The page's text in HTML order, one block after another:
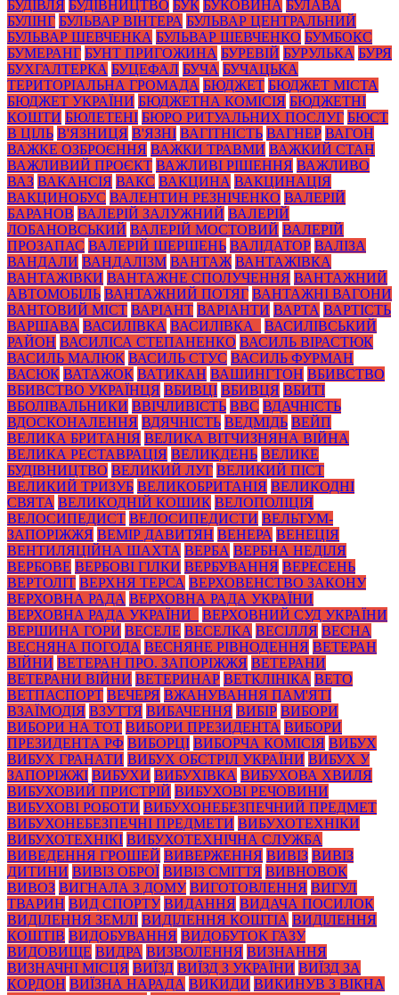
БУДІВЛЯ БУДІВНИЦТВО БУК БУКОВИНА БУЛАВА
БУЛІНГ БУЛЬВАР ВІНТЕРА БУЛЬВАР ЦЕНТРАЛЬНИЙ
БУЛЬВАР ШЕВЧЕНКА БУЛЬВАР ШЕВЧЕНКО БУМБОКС
БУМЕРАНГ БУНТ ПРИГОЖИНА БУРЕВІЙ БУРУЛЬКА БУРЯ
БУХГАЛТЕРКА БУЦЕФАЛ БУЧА БУЧАЦЬКА
ТЕРИТОРІАЛЬНА ГРОМАДА БЮДЖЕТ БЮДЖЕТ МІСТА
БЮДЖЕТ УКРАЇНИ БЮДЖЕТНА КОМІСІЯ БЮДЖЕТНІ
КОШТИ БЮЛЕТЕНІ БЮРО РИТУАЛЬНИХ ПОСЛУГ БЮСТ
В ЦІЛЬ В'ЯЗНИЦЯ В'ЯЗНІ ВАГІТНІСТЬ ВАГНЕР ВАГОН
ВАЖКЕ ОЗБРОЄННЯ ВАЖКИ ТРАВМИ ВАЖКИЙ СТАН
ВАЖЛИВИЙ ПРОЄКТ ВАЖЛИВІ РІШЕННЯ ВАЖЛИВО
ВАЗ ВАКАНСІЯ ВАКС ВАКЦИНА ВАКЦИНАЦІЯ
ВАКЦИНОБУС ВАЛЕНТИН РЕЗНІЧЕНКО ВАЛЕРІЙ
БАРАНОВ ВАЛЕРІЙ ЗАЛУЖНИЙ ВАЛЕРІЙ
ЛОБАНОВСЬКИЙ ВАЛЕРІЙ МОСТОВИЙ ВАЛЕРІЙ
ПРОЗАПАС ВАЛЕРІЙ ШЕРШЕНЬ ВАЛІДАТОР ВАЛІЗА
ВАНДАЛИ ВАНДАЛІЗМ ВАНТАЖ ВАНТАЖІВКА
ВАНТАЖІВКИ ВАНТАЖНЕ СПОЛУЧЕННЯ ВАНТАЖНИЙ
АВТОМОБІЛЬ ВАНТАЖНИЙ ПОТЯГ ВАНТАЖНІ ВАГОНИ
ВАНТОВИЙ МІСТ ВАРІАНТ ВАРІАНТИ ВАРТА ВАРТІСТЬ
ВАРШАВА ВАСИЛІВКА ВАСИЛІВКА_
ВАСИЛІВСЬКИЙ
РАЙОН ВАСИЛІСА СТЕПАНЕНКО ВАСИЛЬ ВІРАСТЮК
ВАСИЛЬ МАЛЮК ВАСИЛЬ СТУС ВАСИЛЬ ФУРМАН
ВАСЮК ВАТАЖОК ВАТИКАН ВАШИНГТОН ВБИВСТВО
ВБИВСТВО УКРАЇНЦЯ ВБИВЦІ ВБИВЦЯ ВБИТІ
ВБОЛІВАЛЬНИКИ ВВІЧЛИВІСТЬ ВВС ВДАЧНІСТЬ
ВДОСКОНАЛЕННЯ ВДЯЧНІСТЬ ВЕДМІДЬ ВЕЙП
ВЕЛИКА БРИТАНІЯ ВЕЛИКА ВІТЧИЗНЯНА ВІЙНА
ВЕЛИКА РЕСТАВРАЦІЯ ВЕЛИКДЕНЬ ВЕЛИКЕ
БУДІВНИЦТВО ВЕЛИКИЙ ЛУГ ВЕЛИКИЙ ПІСТ
ВЕЛИКИЙ ТРИЗУБ ВЕЛИКОБРИТАНІЯ ВЕЛИКОДНІ
СВЯТА ВЕЛИКОДНІЙ КОШИК ВЕЛОПОЛІЦІЯ
ВЕЛОСИПЕДИСТ ВЕЛОСИПЕДИСТИ ВЕЛЬТУМ-
ЗАПОРІЖЖЯ ВЕМІР ДАВИТЯН ВЕНЕРА ВЕНЕЦІЯ
ВЕНТИЛЯЦІЙНА ШАХТА ВЕРБА ВЕРБНА НЕДІЛЯ
ВЕРБОВЕ ВЕРБОВІ ГІЛКИ ВЕРБУВАННЯ ВЕРЕСЕНЬ
ВЕРТОЛІТ ВЕРХНЯ ТЕРСА ВЕРХОВЕНСТВО ЗАКОНУ
ВЕРХОВНА РАДА ВЕРХОВНА РАДА УКРАЇНИ
ВЕРХОВНА РАДА УКРАЇНИ_
ВЕРХОВНИЙ СУД УКРАЇНИ
ВЕРШИНА ГОРИ ВЕСЕЛЕ ВЕСЕЛКА ВЕСІЛЛЯ ВЕСНА
ВЕСНЯНА ПОГОДА ВЕСНЯНЕ РІВНОДЕННЯ ВЕТЕРАН
ВІЙНИ ВЕТЕРАН ПРО. ЗАПОРІЖЖЯ ВЕТЕРАНИ
ВЕТЕРАНИ ВІЙНИ ВЕТЕРИНАР ВЕТКЛІНІКА ВЕТО
ВЕТПАСПОРТ ВЕЧЕРЯ ВЖАНУВАННЯ ПАМ'ЯТІ
ВЗАЇМОДІЯ ВЗУТТЯ ВИБАЧЕННЯ ВИБІР ВИБОРИ
ВИБОРИ НА ТОТ ВИБОРИ ПРЕЗИДЕНТА ВИБОРИ
ПРЕЗИДЕНТА РФ ВИБОРЦІ ВИБОРЧА КОМІСІЯ ВИБУХ
ВИБУХ ГРАНАТИ ВИБУХ ОБСТРІЛ УКРАЇНИ ВИБУХ У
ЗАПОРІЖЖІ ВИБУХИ ВИБУХІВКА ВИБУХОВА ХВИЛЯ
ВИБУХОВИЙ ПРИСТРІЙ ВИБУХОВІ РЕЧОВИНИ
ВИБУХОВІ РОБОТИ ВИБУХОНЕБЕЗПЕЧНИЙ ПРЕДМЕТ
ВИБУХОНЕБЕЗПЕЧНІ ПРЕДМЕТИ ВИБУХОТЕХНІКИ
ВИБУХОТЕХНІКІ ВИБУХОТЕХНІЧНА СЛУЖБА
ВИВЕДЕННЯ ГРОШЕЙ ВИВЕРЖЕННЯ ВИВІЗ ВИВІЗ
ДИТИНИ ВИВІЗ ОБРОЇ ВИВІЗ СМІТТЯ ВИВНОВОК
ВИВОЗ ВИГНАЛА З ДОМУ ВИГОТОВЛЕННЯ ВИГУЛ
ТВАРИН ВИД СПОРТУ ВИДАННЯ ВИДАЧА ПОСИЛОК
ВИДІЛЕННЯ ЗЕМЛІ ВИДІЛЕННЯ КОШТІА ВИДІЛЕННЯ
КОШТІВ ВИДОБУВАННЯ ВИДОБУТОК ГАЗУ
ВИДОВИЩЕ ВИДРА ВИЗВОЛЕННЯ ВИЗНАННЯ
ВИЗНАЧНІ МІСЦЯ ВИЇЗД ВИЇЗД З УКРАЇНИ ВИЇЗД ЗА
КОРДОН ВИЇЗНА НАРАДА ВИКИДИ ВИКИНУВ З ВІКНА